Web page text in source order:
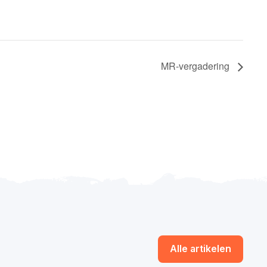
MR-vergadering
Alle artikelen